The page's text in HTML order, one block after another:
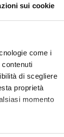
sui cookie
come i
di scegliere
proprietà
momento
realizzazione di